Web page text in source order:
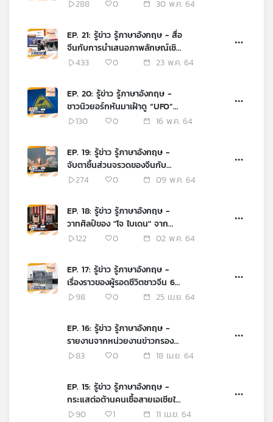
แผนที่
เครือ
288 0 30 พ.ค. 64
EP. 21: รู้ข่าว รู้ภาษาอังกฤษ - สื่อ
จีนกับการนำเสนอภาพลักษณ์เชิง
บวก ในช่วงการระบาดโควิด-19
433 0 23 พ.ค. 64
EP. 20: รู้ข่าว รู้ภาษาอังกฤษ -
ชาวนิวยอร์กหันมาเฝ้าดู “UFO”
มากขึ้น ในช่วงโควิด-19 ระบาด
130 0 16 พ.ค. 64
EP. 19: รู้ข่าว รู้ภาษาอังกฤษ -
จับตาชิ้นส่วนจรวดของจีนกับ
ความเสี่ยงที่จะตกสู่พื้นโลก
274 0 09 พ.ค. 64
EP. 18: รู้ข่าว รู้ภาษาอังกฤษ -
วาทศิลป์ของ "โจ ไบเดน" จาก
แถลงผลงาน 100 วันแรก
122 0 02 พ.ค. 64
EP. 17: รู้ข่าว รู้ภาษาอังกฤษ -
เรื่องราวของผู้รอดชีวิตชาวจีน 6
คน จากเหตุเรือไททานิกล่ม
98 0 25 เม.ย. 64
EP. 16: รู้ข่าว รู้ภาษาอังกฤษ -
รายงานจากหน่วยงานข่าวกรอง
สหรัฐฯ ชี้ว่า "จีน" คือภัยคุกคาม
83 0 18 เม.ย. 64
EP. 15: รู้ข่าว รู้ภาษาอังกฤษ -
กระแสต่อต้านคนเชื้อสายเอเชียใน
สหรัฐฯ สู่การก่อความรุนแรง
90 1 11 เม.ย. 64